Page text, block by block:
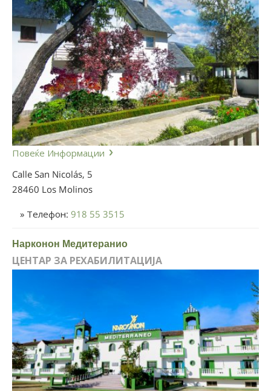
Повеќе Информации
Calle San Nicolás, 5
28460 Los Molinos
» Телефон: 918 55 3515
Нарконон Медитеранио
ЦЕНТАР ЗА РЕХАБИЛИТАЦИЈА